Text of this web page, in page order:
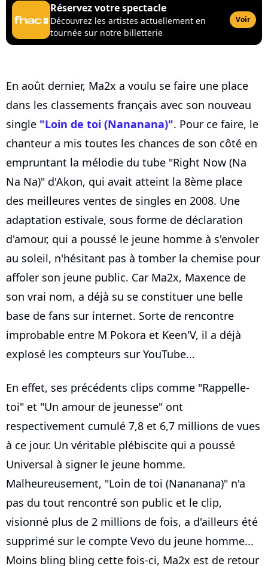
Réservez votre spectacle
Découvrez les artistes actuellement en
tournée sur notre billetterie
Voir
En août dernier, Ma2x a voulu se faire une place
dans les classements français avec son nouveau
single "Loin de toi (Nananana)". Pour ce faire, le
chanteur a mis toutes les chances de son côté en
empruntant la mélodie du tube "Right Now (Na
Na Na)" d'Akon, qui avait atteint la 8ème place
des meilleures ventes de singles en 2008. Une
adaptation estivale, sous forme de déclaration
d'amour, qui a poussé le jeune homme à s'envoler
au soleil, n'hésitant pas à tomber la chemise pour
affoler son jeune public. Car Ma2x, Maxence de
son vrai nom, a déjà su se constituer une belle
base de fans sur internet. Sorte de rencontre
improbable entre M Pokora et Keen'V, il a déjà
explosé les compteurs sur YouTube...
En effet, ses précédents clips comme "Rappelle-
toi" et "Un amour de jeunesse" ont
respectivement cumulé 7,8 et 6,7 millions de vues
à ce jour. Un véritable plébiscite qui a poussé
Universal à signer le jeune homme.
Malheureusement, "Loin de toi (Nananana)" n'a
pas du tout rencontré son public et le clip,
visionné plus de 2 millions de fois, a d'ailleurs été
supprimé sur le compte Vevo du jeune homme...
Moins bling bling cette fois-ci, Ma2x est de retour